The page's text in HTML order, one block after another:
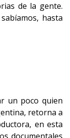
de la gente.
hasta
un poco quien
retorna a
en esta